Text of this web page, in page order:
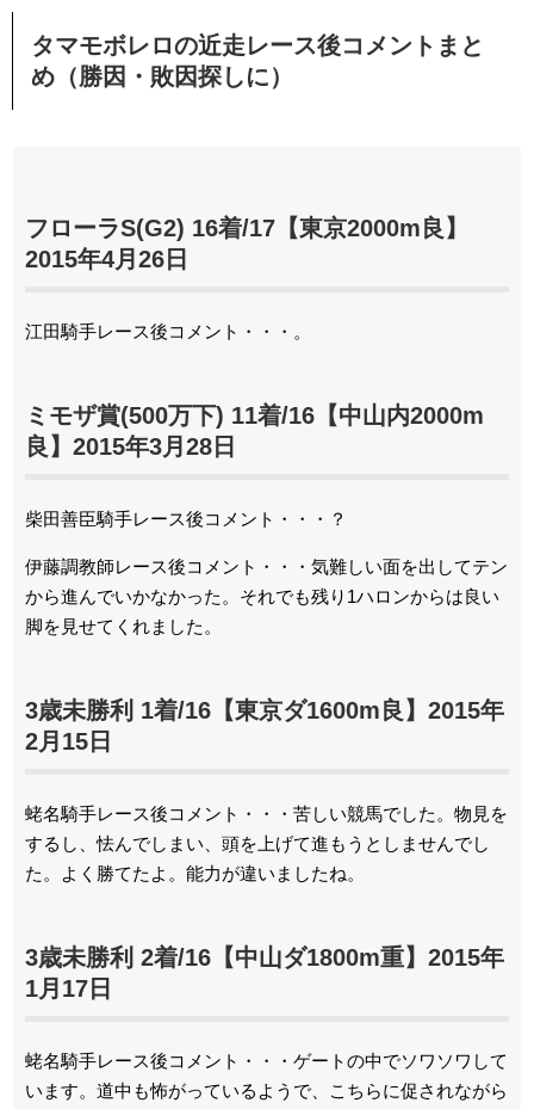
タマモボレロの近走レース後コメントまと
め（勝因・敗因探しに）
フローラS(G2) 16着/17【東京2000m良】
2015年4月26日
江田騎手レース後コメント・・・。
ミモザ賞(500万下) 11着/16【中山内2000m
良】2015年3月28日
柴田善臣騎手レース後コメント・・・？
伊藤調教師レース後コメント・・・気難しい面を出してテン
から進んでいかなかった。それでも残り1ハロンからは良い
脚を見せてくれました。
3歳未勝利 1着/16【東京ダ1600m良】2015年
2月15日
蛯名騎手レース後コメント・・・苦しい競馬でした。物見を
するし、怯んでしまい、頭を上げて進もうとしませんでし
た。よく勝てたよ。能力が違いましたね。
3歳未勝利 2着/16【中山ダ1800m重】2015年
1月17日
蛯名騎手レース後コメント・・・ゲートの中でソワソワして
います。道中も怖がっているようで、こちらに促されながら